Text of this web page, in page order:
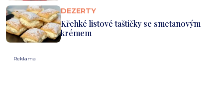
DEZERTY
Křehké listové taštičky se smetanovým
krémem
Reklama